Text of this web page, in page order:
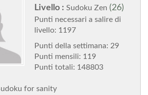
Livello : Sudoku Zen (26)
Punti necessari a salire di
livello: 1197
Punti della settimana: 29
Punti mensili: 119
Punti totali: 148803
for sanity